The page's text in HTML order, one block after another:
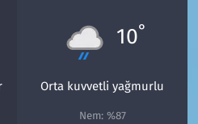
10°
Orta kuvvetli yağmurlu
Nem: %87